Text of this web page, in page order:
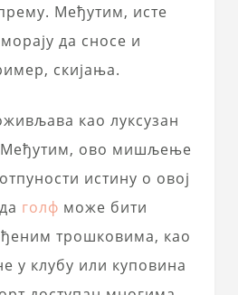
Међутим, исте
да сносе и
скијања.
као луксузан
Међутим, ово мишљење
истину о овој
голф може бити
трошковима, као
у клубу или куповина